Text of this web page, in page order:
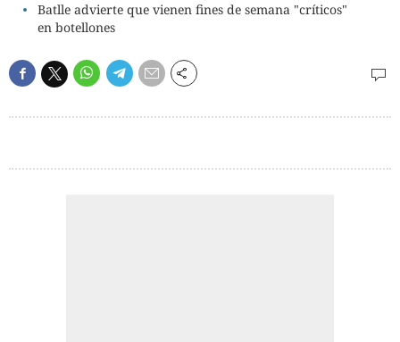
Batlle advierte que vienen fines de semana "críticos"
en botellones